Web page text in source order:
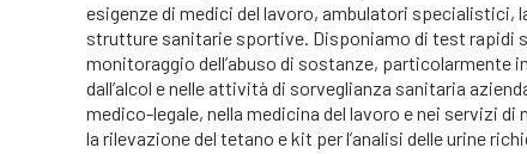
esigenze di medici del lavoro, ambulatori specialistici,
strutture sanitarie sportive. Disponiamo di test rapidi
monitoraggio dell’abuso di sostanze,
dall’alcol e nelle attività di sorveglianza sanitaria
medico-legale, nella medicina del lavoro e nei servizi
la rilevazione del tetano e kit per l’analisi delle urine